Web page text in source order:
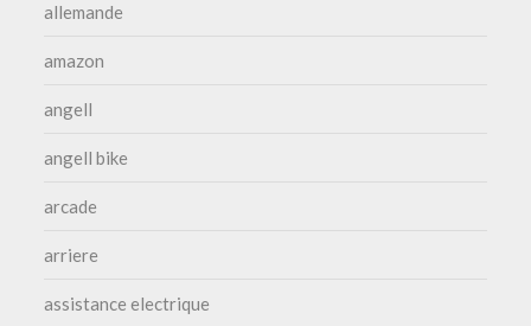
allemande
amazon
angell
angell bike
arcade
arriere
assistance electrique